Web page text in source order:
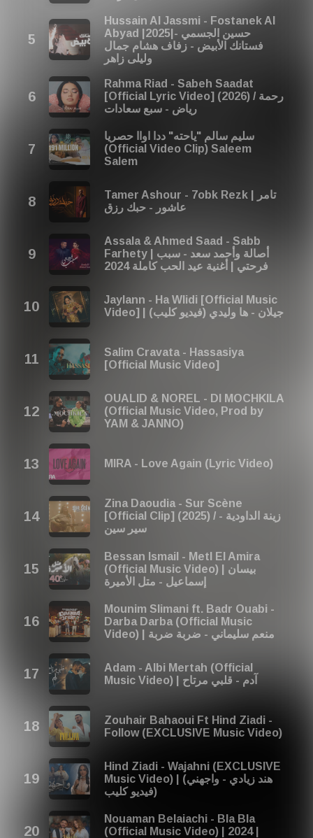
Hussain Al Jassmi - Fostanek Al
Abyad |2025|حسين الجسمي -
فستانك الأبيض - زفاف هشام جمال
وليلى زاهر
Rahma Riad - Sabeh Saadat
[Official Lyric Video] (2026) / رحمة
رياض - سبع سعادات
سليم سالم "ياحته" ددا اواا حصريا
(Official Video Clip) Saleem
Salem
Tamer Ashour - 7obk Rezk | تامر
عاشور - حبك رزق
Assala & Ahmed Saad - Sabb
Farhety | أصالة وأحمد سعد - سبب
فرحتي | أغنية عيد الحب كاملة 2024
Jaylann - Ha Wlidi [Official Music
Video] | (جيلان - ها وليدي (فيديو كليب
Salim Cravata - Hassasiya
[Official Music Video]
OUALID & NOREL - DI MOCHKILA
(Official Music Video, Prod by
YAM & JANNO)
MIRA - Love Again (Lyric Video)
Zina Daoudia - Sur Scène
[Official Clip] (2025) / زينة الداودية -
سير سين
Bessan Ismail - Metl El Amira
(Official Music Video) | بيسان
إسماعيل - متل الأميرة
Mounim Slimani ft. Badr Ouabi -
Darba Darba (Official Music
Video) | منعم سليماني - ضربة ضربة
Adam - Albi Mertah (Official
Music Video) | آدم - قلبي مرتاح
Zouhair Bahaoui Ft Hind Ziadi -
Follow (EXCLUSIVE Music Video)
Hind Ziadi - Wajahni (EXCLUSIVE
Music Video) | (هند زيادي - واجهني
(فيديو كليب
Nouaman Belaiachi - Bla Bla
(Official Music Video) | 2024 |